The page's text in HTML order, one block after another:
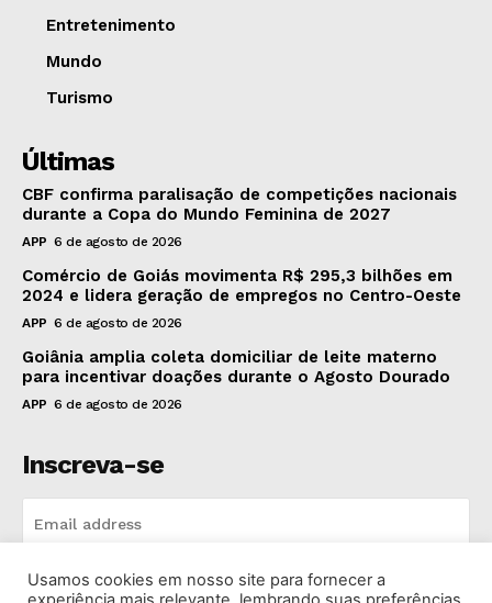
Entretenimento
Mundo
Turismo
Últimas
CBF confirma paralisação de competições nacionais
durante a Copa do Mundo Feminina de 2027
APP 6 de agosto de 2026
Comércio de Goiás movimenta R$ 295,3 bilhões em
2024 e lidera geração de empregos no Centro-Oeste
APP 6 de agosto de 2026
Goiânia amplia coleta domiciliar de leite materno
para incentivar doações durante o Agosto Dourado
APP 6 de agosto de 2026
Inscreva-se
INSCREVA-SE
Usamos cookies em nosso site para fornecer a